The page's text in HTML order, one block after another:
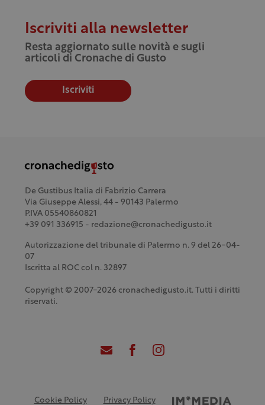
Iscriviti alla newsletter
Resta aggiornato sulle novità e sugli
articoli di Cronache di Gusto
Iscriviti
De Gustibus Italia di Fabrizio Carrera
Via Giuseppe Alessi, 44 - 90143 Palermo
P.IVA 05540860821
+39 091 336915 - redazione@cronachedigusto.it
Autorizzazione del tribunale di Palermo n. 9 del 26-04-
07
Iscritta al ROC col n. 32897
Copyright © 2007-2026 cronachedigusto.it. Tutti i diritti
riservati.
Cookie Policy Privacy Policy Credits